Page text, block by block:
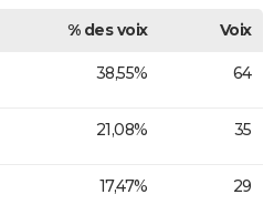
% des voix
Voix
38,55% 64
21,08% 35
17,47% 29